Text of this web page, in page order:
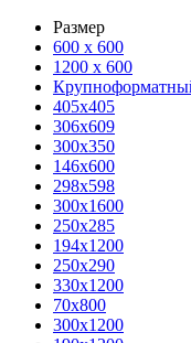
Размер
600 х 600
1200 х 600
405x405
306x609
300x350
146x600
298x598
300x1600
250x285
194x1200
250x290
330x1200
70x800
300x1200